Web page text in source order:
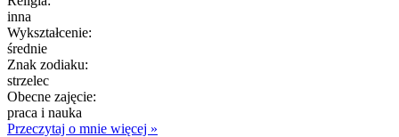
inna
Wykształcenie:
średnie
Znak zodiaku:
strzelec
Obecne zajęcie:
praca i nauka
Przeczytaj o mnie więcej »